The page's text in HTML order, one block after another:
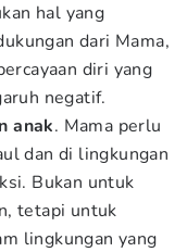
hal yang
dari Mama,
diri yang
negatif.
anak. Mama perlu
dan di lingkungan
Bukan untuk
tetapi untuk
lingkungan yang